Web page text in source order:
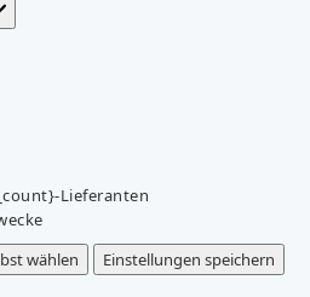
Lieferanten
wählen
Einstellungen speichern